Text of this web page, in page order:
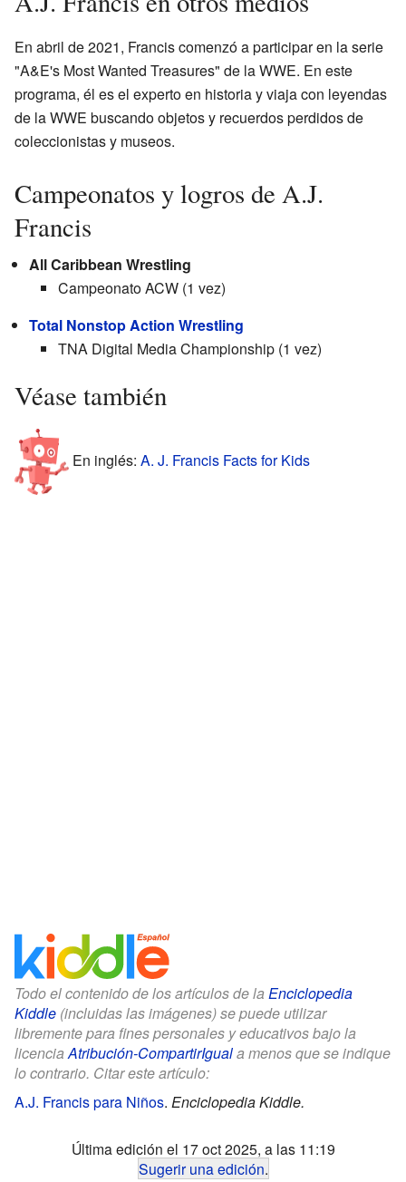
En abril de 2021, Francis comenzó a participar en la serie
"A&E's Most Wanted Treasures" de la WWE. En este
programa, él es el experto en historia y viaja con leyendas
de la WWE buscando objetos y recuerdos perdidos de
coleccionistas y museos.
Campeonatos y logros de A.J.
Francis
All Caribbean Wrestling
Campeonato ACW (1 vez)
Total Nonstop Action Wrestling
TNA Digital Media Championship (1 vez)
Véase también
En inglés: A. J. Francis Facts for Kids
Todo el contenido de los artículos de la Enciclopedia
Kiddle (incluidas las imágenes) se puede utilizar
libremente para fines personales y educativos bajo la
licenciaAtribución-CompartirIguala menos que se indique
lo contrario. Citar este artículo:
A.J. Francis para Niños. Enciclopedia Kiddle.
Última edición el 17 oct 2025, a las 11:19
Sugerir una edición.